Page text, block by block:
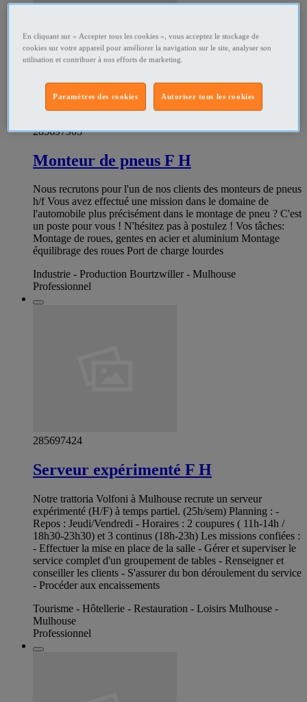
285697903
Monteur de pneus F H
Nous recrutons pour l'un de nos clients des monteurs de pneus
h/f Vous avez effectué une mission dans le domaine de
l'automobile plus précisément dans le montage de pneu ? C'est
un poste pour vous ! N'hésitez pas à postulez ! Vos tâches:
Montage de roues, gentes en acier et aluminium Montage
équilibrage des roues Port de charge lourdes
Industrie - Production Bourtzwiller - Mulhouse
Professionnel
285697424
Serveur expérimenté F H
Notre trattoria Volfoni à Mulhouse recrute un serveur
expérimenté (H/F) à temps partiel. (25h/sem) Planning : -
Repos : Jeudi/Vendredi - Horaires : 2 coupures ( 11h-14h /
18h30-23h30) et 3 continus (18h-23h) Les missions confiées :
- Effectuer la mise en place de la salle - Gérer et superviser le
service complet d'un groupement de tables - Renseigner et
conseiller les clients - S'assurer du bon déroulement du service
- Procéder aux encaissements
Tourisme - Hôtellerie - Restauration - Loisirs Mulhouse -
Mulhouse
Professionnel
En cliquant sur « Accepter tous les cookies », vous acceptez le stockage de
cookies sur votre appareil pour améliorer la navigation sur le site, analyser son
utilisation et contribuer à nos efforts de marketing.
Autoriser tous les cookies
Paramètres des cookies